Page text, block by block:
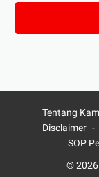
Tentang
Disclaimer
SOP
© 2026